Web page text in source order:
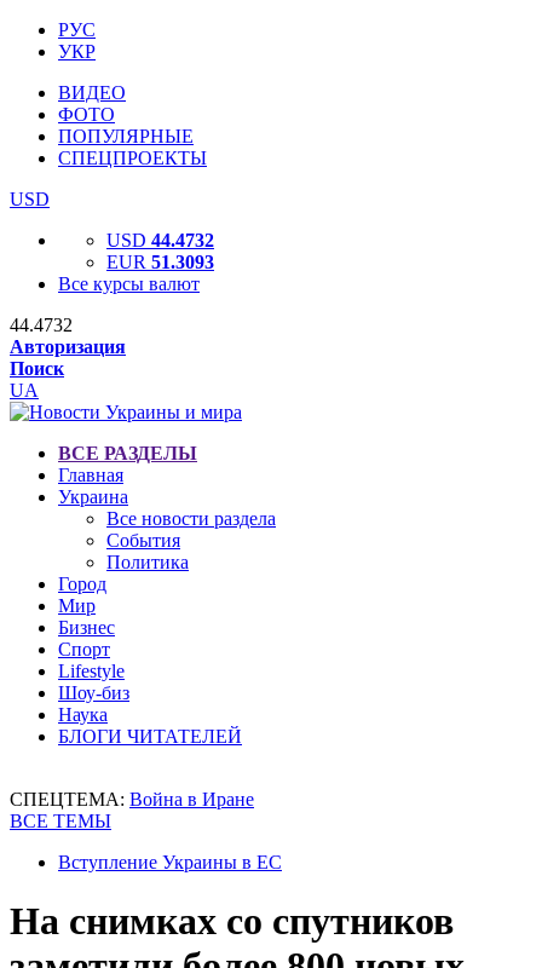
РУС
УКР
ВИДЕО
ФОТО
ПОПУЛЯРНЫЕ
СПЕЦПРОЕКТЫ
USD
USD 44.4732
EUR 51.3093
Все курсы валют
44.4732
Авторизация
Поиск
UA
ВСЕ РАЗДЕЛЫ
Главная
Украина
Все новости раздела
События
Политика
Город
Мир
Бизнес
Спорт
Lifestyle
Шоу-биз
Наука
БЛОГИ ЧИТАТЕЛЕЙ
СПЕЦТЕМА: Война в Иране
ВСЕ ТЕМЫ
Вступление Украины в ЕС
На снимках со спутников